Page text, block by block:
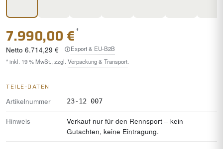
7.990,00 €*
Netto 6.714,29 €
Export & EU-B2B
* inkl. 19 % MwSt., zzgl. Verpackung & Transport.
TEILE-DATEN
Artikelnummer
23-12 007
Hinweis
Verkauf nur für den Rennsport – kein
Gutachten, keine Eintragung.